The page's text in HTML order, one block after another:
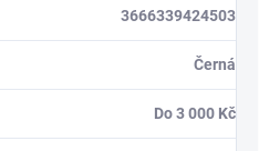
3666339424503
Černá
Do 3 000 Kč